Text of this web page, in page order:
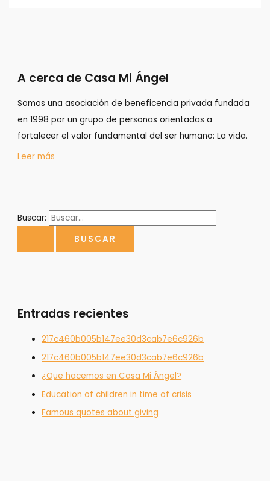
A cerca de Casa Mi Ángel
Somos una asociación de beneficencia privada fundada
en 1998 por un grupo de personas orientadas a
fortalecer el valor fundamental del ser humano: La vida.
Leer más
Buscar:
Entradas recientes
217c460b005b147ee30d3cab7e6c926b
217c460b005b147ee30d3cab7e6c926b
¿Que hacemos en Casa Mi Ángel?
Education of children in time of crisis
Famous quotes about giving